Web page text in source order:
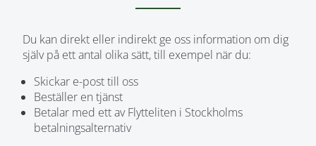
Du kan direkt eller indirekt ge oss information om dig
själv på ett antal olika sätt, till exempel när du:
Skickar e-post till oss
Beställer en tjänst
Betalar med ett av Flytteliten i Stockholms
betalningsalternativ